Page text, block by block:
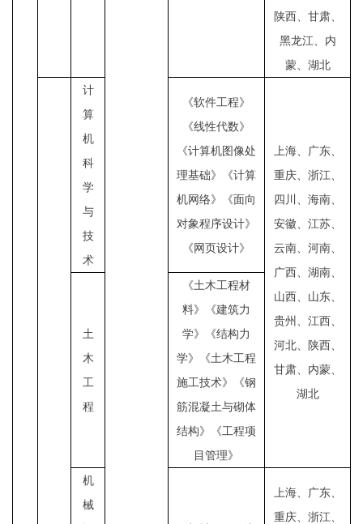
陕西、甘肃、
黑龙江、内
蒙、湖北
计
算
机
科
学
与
技
术
《软件工程》
《线性代数》
《计算机图像处
理基础》《计算
机网络》《面向
对象程序设计》
《网页设计》
上海、广东、
重庆、浙江、
四川、海南、
安徽、江苏、
云南、河南、
广西、湖南、
山西、山东、
贵州、江西、
河北、陕西、
甘肃、内蒙、
湖北
土
木
工
程
《土木工程材
料》《建筑力
学》《结构力
学》《土木工程
施工技术》《钢
筋混凝土与砌体
结构》《工程项
目管理》
机
械
上海、广东、
重庆、浙江、